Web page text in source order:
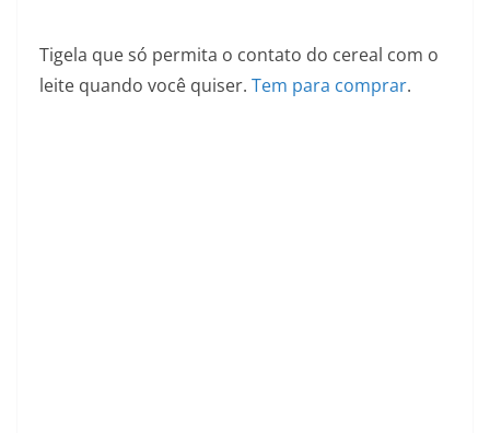
Tigela que só permita o contato do cereal com o
leite quando você quiser. Tem para comprar.